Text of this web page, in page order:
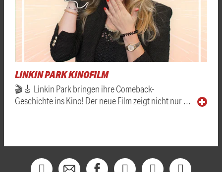
LINKIN PARK KINOFILM
🎬🎸 Linkin Park bringen ihre Comeback-
Geschichte ins Kino! Der neue Film zeigt nicht nur …